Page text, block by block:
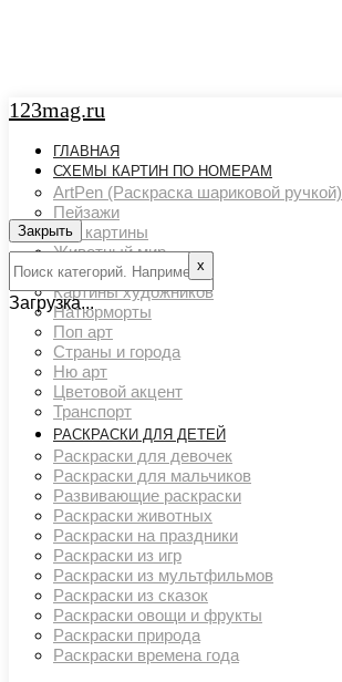
123mag.ru
ГЛАВНАЯ
СХЕМЫ КАРТИН ПО НОМЕРАМ
ArtPen (Раскраска шариковой ручкой)
Пейзажи
Арт картины
Животный мир
Люди
Картины художников
Натюрморты
Поп арт
Страны и города
Ню арт
Цветовой акцент
Транспорт
РАСКРАСКИ ДЛЯ ДЕТЕЙ
Раскраски для девочек
Раскраски для мальчиков
Развивающие раскраски
Раскраски животных
Раскраски на праздники
Раскраски из игр
Раскраски из мультфильмов
Раскраски из сказок
Раскраски овощи и фрукты
Раскраски природа
Раскраски времена года
Закрыть
х
Загрузка...